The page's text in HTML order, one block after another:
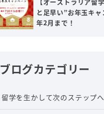
と足早い”お年玉キ
年2月まで！
ブログカテゴリー
留学を生かして次のステップへ